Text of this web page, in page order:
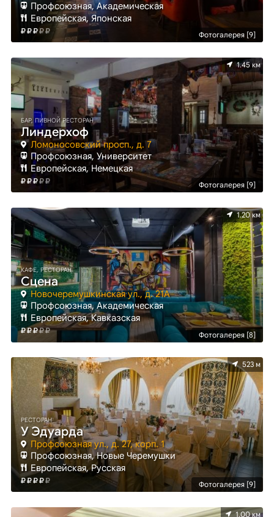
Фотогалерея [9]
Профсоюзная, Академическая
Европейская, Японская
Фотогалерея [9]
1.45 км
БАР, ПИВНОЙ РЕСТОРАН
Линдерхоф
Ломоносовский просп., д. 7
Профсоюзная, Университет
Европейская, Немецкая
Фотогалерея [8]
1.20 км
КАФЕ, РЕСТОРАН
Сцена
Новочеремушкинская ул., д. 21А
Профсоюзная, Академическая
Европейская, Кавказская
Фотогалерея [9]
523 м
РЕСТОРАН
У Эдуарда
Профсоюзная ул., д. 27, корп. 1
Профсоюзная, Новые Черемушки
Европейская, Русская
1.00 км